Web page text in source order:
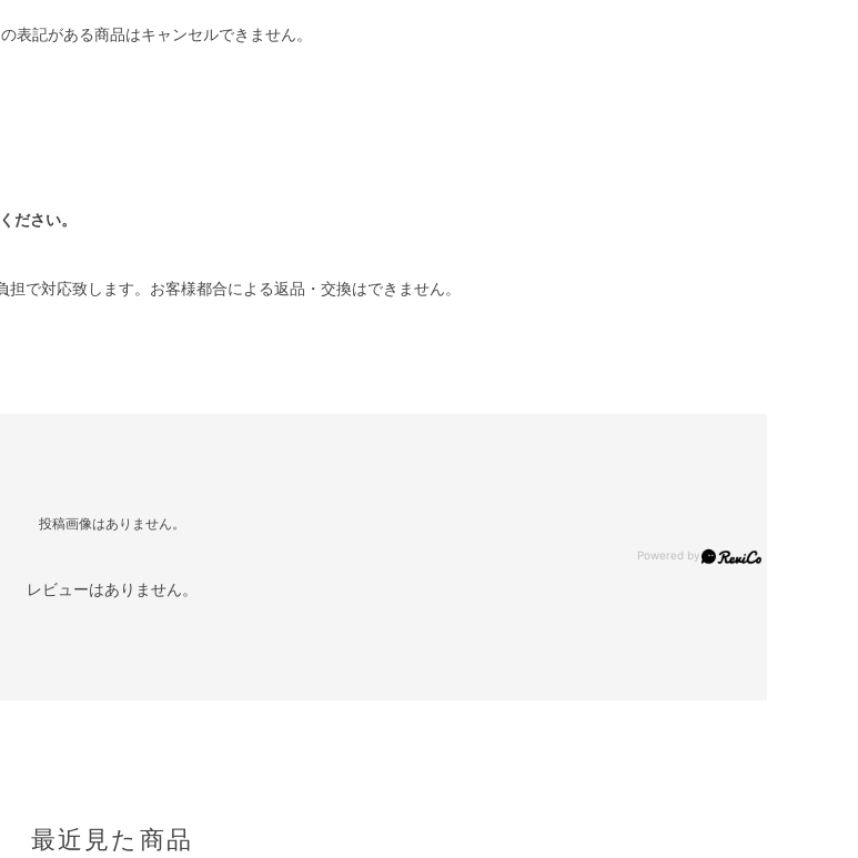
表記がある商品はキャンセルできません。
ださい。
で対応致します。お客様都合による返品・交換はできません。
投稿画像はありません。
レビューはありません。
最近見た商品